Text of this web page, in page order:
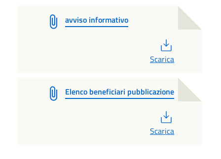
avviso informativo
Scarica
Elenco beneficiari pubblicazione
Scarica